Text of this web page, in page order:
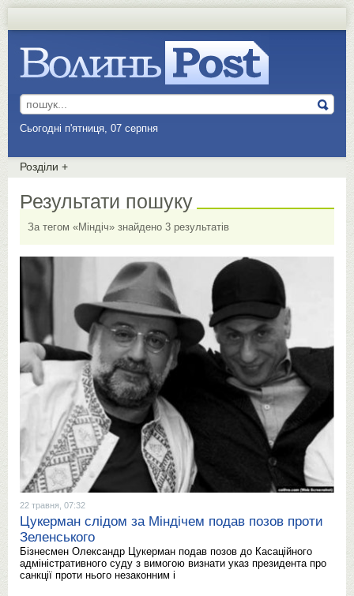
Сьогодні п'ятниця, 07 серпня
Розділи +
Результати пошуку
За тегом «Міндіч» знайдено 3 результатів
22 травня, 07:32
Цукерман слідом за Міндічем подав позов проти
Зеленського
Бізнесмен Олександр Цукерман подав позов до Касаційного
адміністративного суду з вимогою визнати указ президента про
санкції проти нього незаконним і